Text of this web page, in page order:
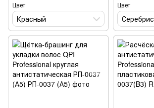
Цвет
Красный
Цвет